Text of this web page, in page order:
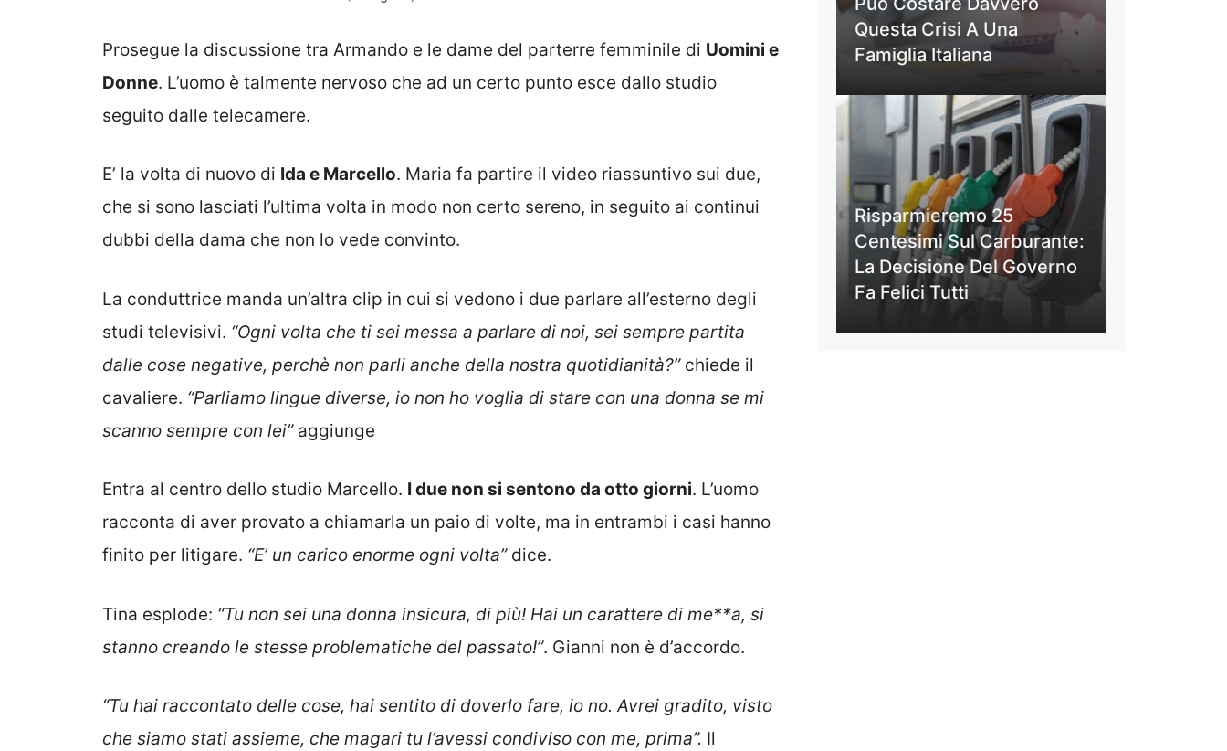
Prosegue la discussione tra Armando e le dame del parterre femminile di Uomini e
Donne. L’uomo è talmente nervoso che ad un certo punto esce dallo studio
seguito dalle telecamere.
E’ la volta di nuovo di Ida e Marcello. Maria fa partire il video riassuntivo sui due,
che si sono lasciati l’ultima volta in modo non certo sereno, in seguito ai continui
dubbi della dama che non lo vede convinto.
La conduttrice manda un’altra clip in cui si vedono i due parlare all’esterno degli
studi televisivi. “Ogni volta che ti sei messa a parlare di noi, sei sempre partita
dalle cose negative, perchè non parli anche della nostra quotidianità?”chiede il
cavaliere. “Parliamo lingue diverse, io non ho voglia di stare con una donna se mi
scanno sempre con lei”aggiunge
Entra al centro dello studio Marcello. I due non si sentono da otto giorni. L’uomo
racconta di aver provato a chiamarla un paio di volte, ma in entrambi i casi hanno
finito per litigare. “E’ un carico enorme ogni volta”dice.
Tina esplode: “Tu non sei una donna insicura, di più! Hai un carattere di me**a, si
stanno creando le stesse problematiche del passato!”. Gianni non è d’accordo.
“Tu hai raccontato delle cose, hai sentito di doverlo fare, io no. Avrei gradito, visto
che siamo stati assieme, che magari tu l’avessi condiviso con me, prima”. Il
Questa Crisi A Una
Famiglia Italiana
Risparmieremo 25
Centesimi Sul Carburante:
La Decisione Del Governo
Fa Felici Tutti